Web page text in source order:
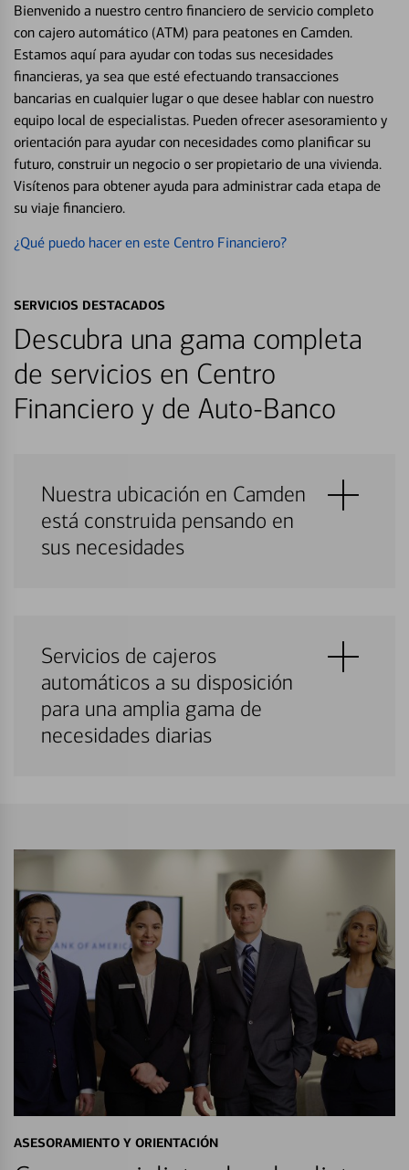
Bienvenido a nuestro centro financiero de servicio completo
con cajero automático (ATM) para peatones en Camden.
Estamos aquí para ayudar con todas sus necesidades
financieras, ya sea que esté efectuando transacciones
bancarias en cualquier lugar o que desee hablar con nuestro
equipo local de especialistas. Pueden ofrecer asesoramiento y
orientación para ayudar con necesidades como planificar su
futuro, construir un negocio o ser propietario de una vivienda.
Visítenos para obtener ayuda para administrar cada etapa de
su viaje financiero.
¿Qué puedo hacer en este Centro Financiero?
SERVICIOS DESTACADOS
Descubra una gama completa
de servicios en Centro
Financiero y de Auto-Banco
Nuestra ubicación en Camden
está construida pensando en
sus necesidades
Servicios de cajeros
automáticos a su disposición
para una amplia gama de
necesidades diarias
ASESORAMIENTO Y ORIENTACIÓN